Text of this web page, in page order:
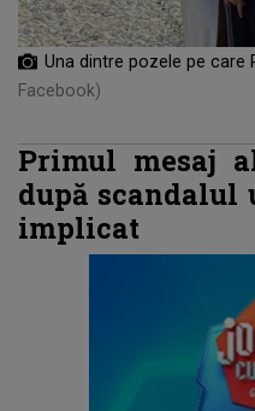
Una dintre pozele pe care
Facebook)
Primul mesaj
după scandalul
implicat